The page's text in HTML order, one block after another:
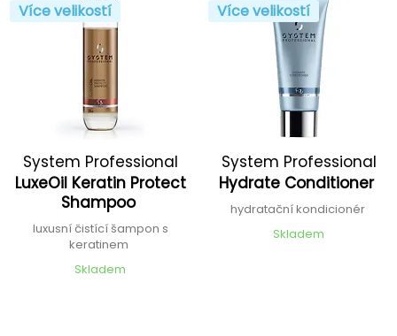
Více velikostí
System Professional
LuxeOil Keratin Protect
Shampoo
luxusní čistící šampon s
keratinem
Skladem
Více velikostí
System Professional
Hydrate Conditioner
hydratační kondicionér
Skladem